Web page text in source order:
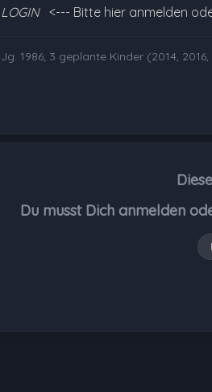
LOGIN <--- Bitte hier anmelden
Jg. 1986; 3 geplante Kinder (2014,
Du musst Dich anmelden